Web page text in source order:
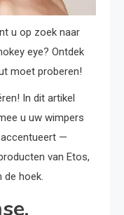
u op zoek naar
eye? Ontdek
moet proberen!
In dit artikel
u uw wimpers
—
van Etos,
hoek.